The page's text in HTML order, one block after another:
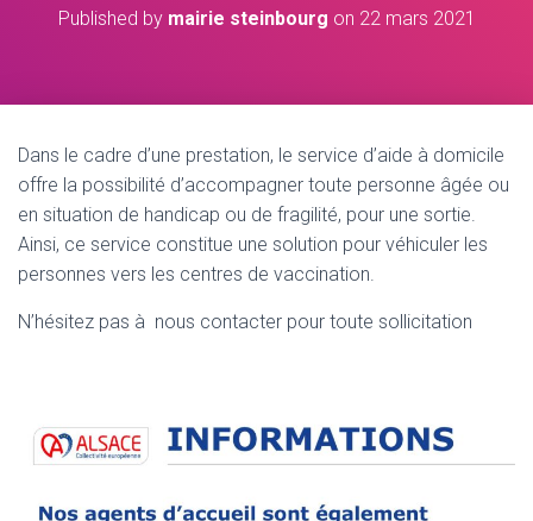
Published by mairie steinbourg on 22 mars 2021
Dans le cadre d’une prestation, le service d’aide à domicile
offre la possibilité d’accompagner toute personne âgée ou
en situation de handicap ou de fragilité, pour une sortie.
Ainsi, ce service constitue une solution pour véhiculer les
personnes vers les centres de vaccination.
N’hésitez pas à nous contacter pour toute sollicitation